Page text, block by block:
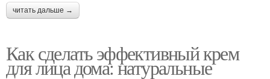
читать дальше →
Как сделать эффективный крем
для лица дома: натуральные